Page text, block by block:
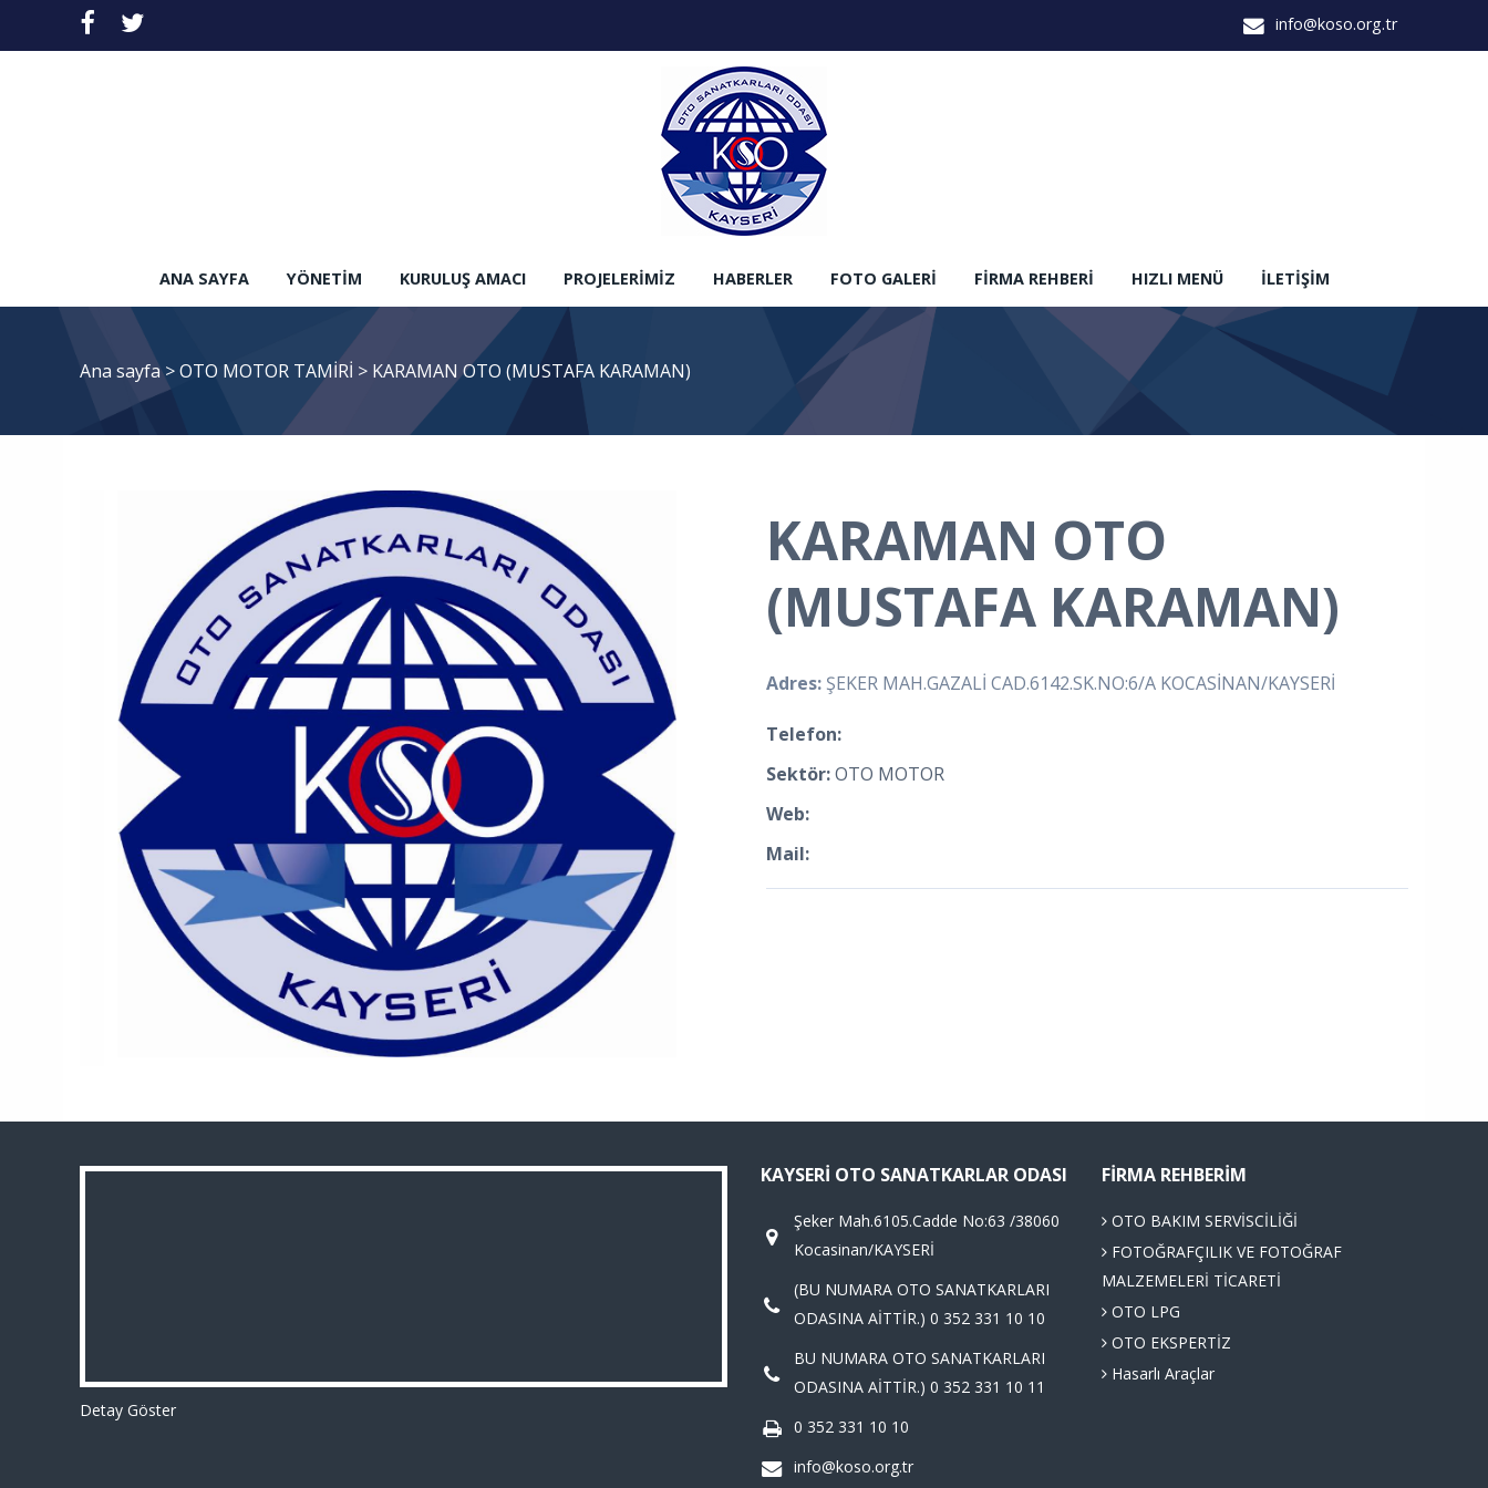
info@koso.org.tr
ANA SAYFA YÖNETIM KURULUŞ AMACI PROJELERIMIZ HABERLER FOTO GALERI FIRMA REHBERI HIZLI MENÜ İLETIŞIM
Ana sayfa >OTO MOTOR TAMİRİ > KARAMAN OTO (MUSTAFA KARAMAN)
KARAMAN OTO
(MUSTAFA KARAMAN)
Adres: ŞEKER MAH.GAZALİ CAD.6142.SK.NO:6/A KOCASİNAN/KAYSERİ
Telefon:
Sektör:OTO MOTOR
Web:
Mail:
Detay Göster
KAYSERI OTO SANATKARLAR ODASI
Şeker Mah.6105.Cadde No:63 /38060
Kocasinan/KAYSERİ
(BU NUMARA OTO SANATKARLARI
ODASINA AİTTİR.) 0 352 331 10 10
BU NUMARA OTO SANATKARLARI
ODASINA AİTTİR.) 0 352 331 10 11
0 352 331 10 10
info@koso.org.tr
FIRMA REHBERIM
OTO BAKIM SERVİSCİLİĞİ
FOTOĞRAFÇILIK VE FOTOĞRAF
MALZEMELERİ TİCARETİ
OTO LPG
OTO EKSPERTİZ
Hasarlı Araçlar